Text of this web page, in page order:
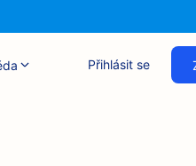
Přihlásit se